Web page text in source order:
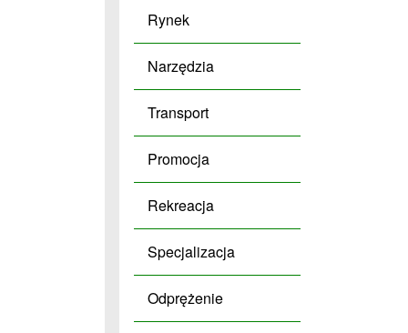
Rynek
Narzędzia
Transport
Promocja
Rekreacja
Specjalizacja
Odprężenie